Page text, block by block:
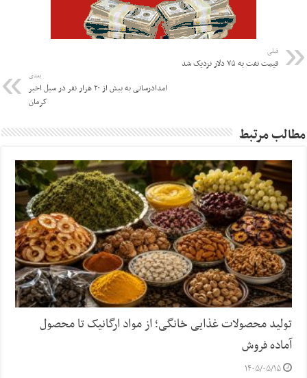
قبلی
قیمت نفت به ۷۵ دلار نزدیک شد
بعدی
امدادرسانی به بیش از ۲۰ هزار نفر در سیل اخیر
کرمان
مطالب مرتبط
تولید محصولات غذایی خانگی؛ از مواد ارگانیک تا محصول
آماده فروش
۱۴۰۵/۰۵/۱۵